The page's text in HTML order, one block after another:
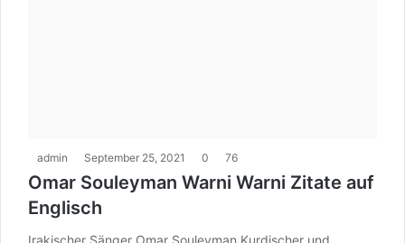
admin September 25, 2021 0 76
Omar Souleyman Warni Warni Zitate auf
Englisch